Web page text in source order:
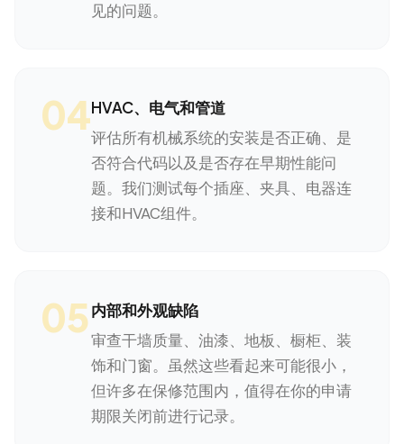
见的问题。
04HVAC、电气和管道
评估所有机械系统的安装是否正确、是
否符合代码以及是否存在早期性能问
题。我们测试每个插座、夹具、电器连
接和HVAC组件。
05内部和外观缺陷
审查干墙质量、油漆、地板、橱柜、装
饰和门窗。虽然这些看起来可能很小，
但许多在保修范围内，值得在你的申请
期限关闭前进行记录。